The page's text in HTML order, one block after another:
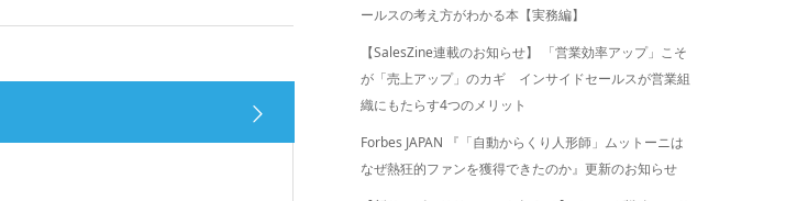
ールスの考え方がわかる本【実務編】
【SalesZine連載のお知らせ】 「営業効率アップ」こそ
が「売上アップ」のカギ インサイドセールスが営業組
織にもたらす4つのメリット
Forbes JAPAN 『「自動からくり人形師」ムットーニは
なぜ熱狂的ファンを獲得できたのか』更新のお知らせ